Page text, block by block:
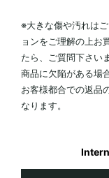
※大きな傷や汚れは
ョンをご理解の上お
たら、ご質問下さい
商品に欠陥がある場
お客様都合での返品
なります。